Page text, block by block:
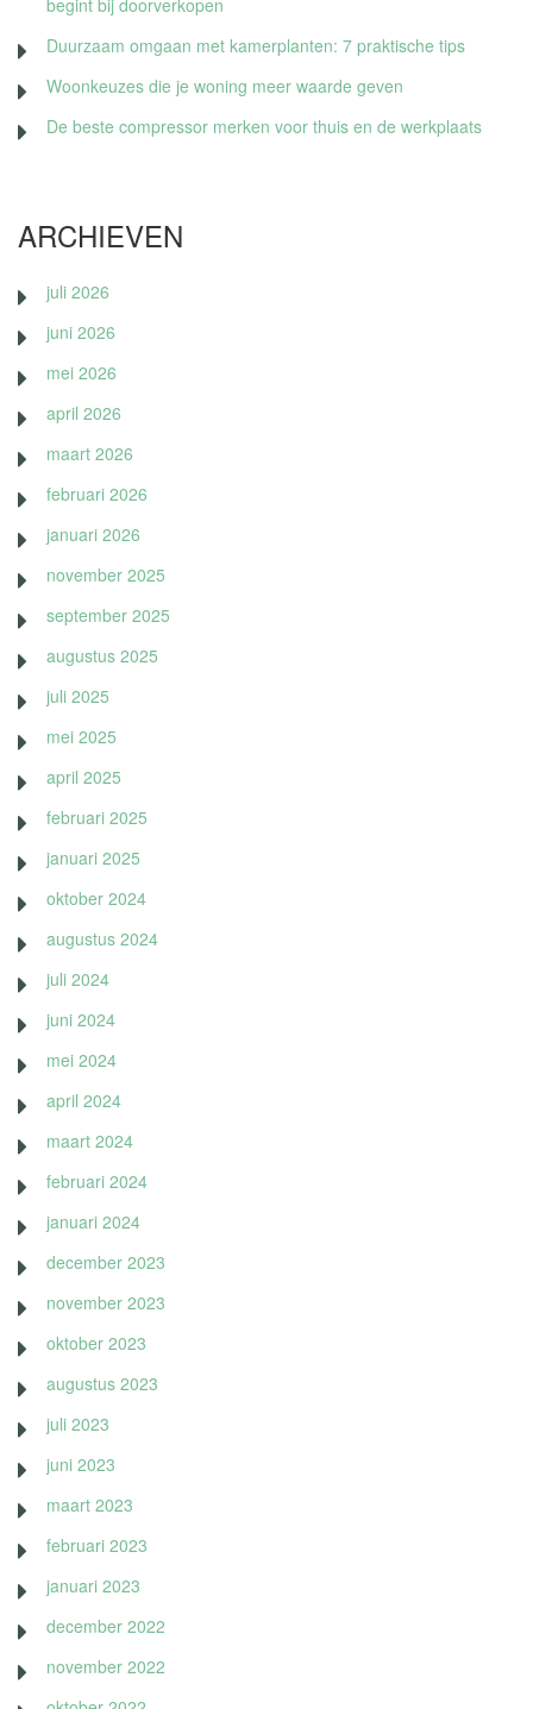
begint bij doorverkopen
Duurzaam omgaan met kamerplanten: 7 praktische tips
Woonkeuzes die je woning meer waarde geven
De beste compressor merken voor thuis en de werkplaats
ARCHIEVEN
juli 2026
juni 2026
mei 2026
april 2026
maart 2026
februari 2026
januari 2026
november 2025
september 2025
augustus 2025
juli 2025
mei 2025
april 2025
februari 2025
januari 2025
oktober 2024
augustus 2024
juli 2024
juni 2024
mei 2024
april 2024
maart 2024
februari 2024
januari 2024
december 2023
november 2023
oktober 2023
augustus 2023
juli 2023
juni 2023
maart 2023
februari 2023
januari 2023
december 2022
november 2022